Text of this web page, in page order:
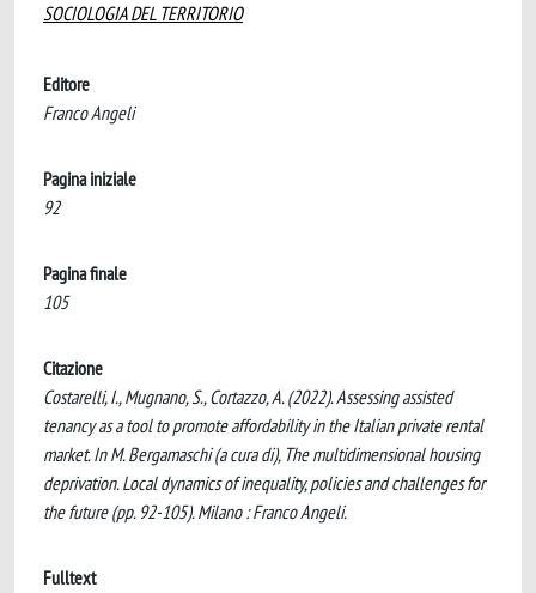
SOCIOLOGIA DEL TERRITORIO
Editore
Franco Angeli
Pagina iniziale
92
Pagina finale
105
Citazione
Costarelli, I., Mugnano, S., Cortazzo, A. (2022). Assessing assisted
tenancy as a tool to promote affordability in the Italian private rental
market. In M. Bergamaschi (a cura di), The multidimensional housing
deprivation. Local dynamics of inequality, policies and challenges for
the future (pp. 92-105). Milano : Franco Angeli.
Fulltext